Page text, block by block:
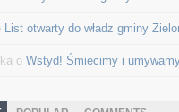
List otwarty do władz gminy
oWstyd! Śmiecimy i